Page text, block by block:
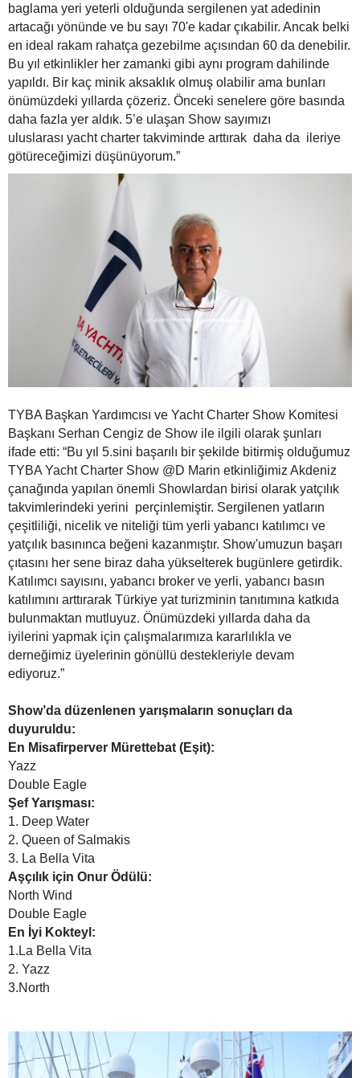
baglama yeri yeterli olduğunda sergilenen yat adedinin
artacağı yönünde ve bu sayı 70'e kadar çıkabilir. Ancak belki
en ideal rakam rahatça gezebilme açısından 60 da denebilir.
Bu yıl etkinlikler her zamanki gibi aynı program dahilinde
yapıldı. Bir kaç minik aksaklık olmuş olabilir ama bunları
önümüzdeki yıllarda çözeriz. Önceki senelere göre basında
daha fazla yer aldık. 5’e ulaşan Show sayımızı
uluslarası yacht charter takviminde arttırak daha da ileriye
götüreceğimizi düşünüyorum.”
TYBA Başkan Yardımcısı ve Yacht Charter Show Komitesi
Başkanı Serhan Cengiz de Show ile ilgili olarak şunları
ifade etti: “Bu yıl 5.sini başarılı bir şekilde bitirmiş olduğumuz
TYBA Yacht Charter Show @D Marin etkinliğimiz Akdeniz
çanağında yapılan önemli Showlardan birisi olarak yatçılık
takvimlerindeki yerini perçinlemiştir. Sergilenen yatların
çeşitliliği, nicelik ve niteliği tüm yerli yabancı katılımcı ve
yatçılık basınınca beğeni kazanmıştır. Show'umuzun başarı
çıtasını her sene biraz daha yükselterek bugünlere getirdik.
Katılımcı sayısını, yabancı broker ve yerli, yabancı basın
katılımını arttırarak Türkiye yat turizminin tanıtımına katkıda
bulunmaktan mutluyuz. Önümüzdeki yıllarda daha da
iyilerini yapmak için çalışmalarımıza kararlılıkla ve
derneğimiz üyelerinin gönüllü destekleriyle devam
ediyoruz.”
Show’da düzenlenen yarışmaların sonuçları da
duyuruldu:
En Misafirperver Mürettebat (Eşit):
Yazz
Double Eagle
Şef Yarışması:
1. Deep Water
2. Queen of Salmakis
3. La Bella Vita
Aşçılık için Onur Ödülü:
North Wind
Double Eagle
En İyi Kokteyl:
1.La Bella Vita
2. Yazz
3.North